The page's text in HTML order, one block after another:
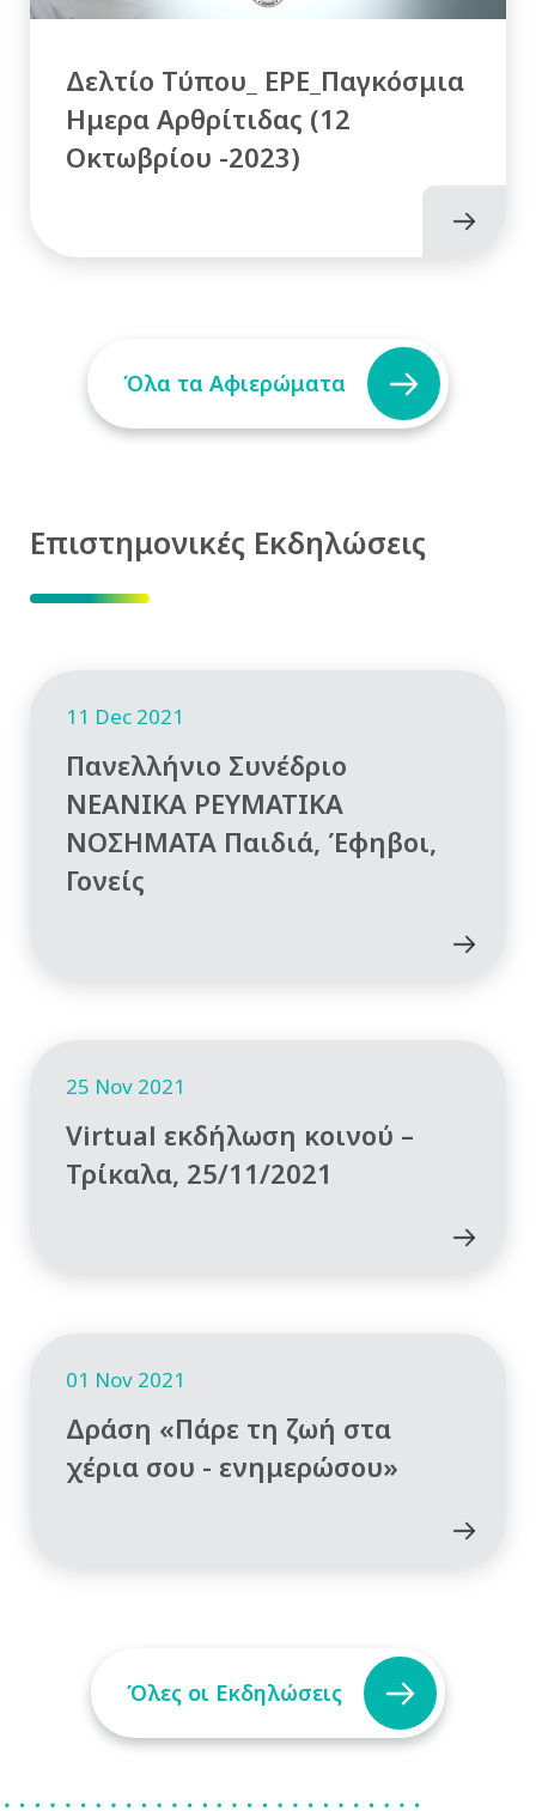
Δελτίο Τύπου_ ΕΡΕ_Παγκόσμια
Ημερα Αρθρίτιδας (12
Οκτωβρίου -2023)
Όλα τα Αφιερώματα
Επιστημονικές Εκδηλώσεις
11 Dec 2021
Πανελλήνιο Συνέδριο
ΝΕΑΝΙΚΑ ΡΕΥΜΑΤΙΚΑ
ΝΟΣΗΜΑΤΑ Παιδιά, Έφηβοι,
Γονείς
25 Nov 2021
Virtual εκδήλωση κοινού –
Τρίκαλα, 25/11/2021
01 Nov 2021
Δράση «Πάρε τη ζωή στα
χέρια σου - ενημερώσου»
Όλες οι Εκδηλώσεις